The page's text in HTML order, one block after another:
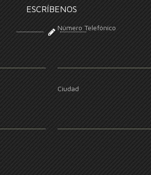
ESCRÍBENOS
Número Telefónico
Ciudad